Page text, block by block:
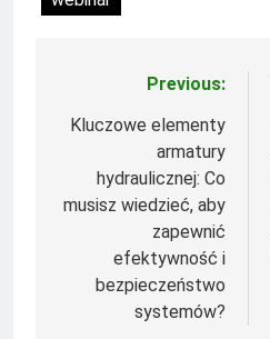
Nawigacja
wpisu
Previous:
Kluczowe elementy
armatury
hydraulicznej: Co
musisz wiedzieć, aby
zapewnić
efektywność i
bezpieczeństwo
systemów?